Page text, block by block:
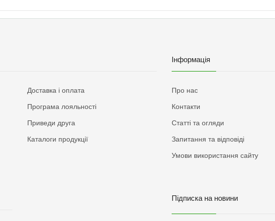
Доставка і оплата
Програма лояльності
Приведи друга
Каталоги продукції
Інформація
Про нас
Контакти
Статті та огляди
Запитання та відповіді
Умови використання сайту
Підписка на новини